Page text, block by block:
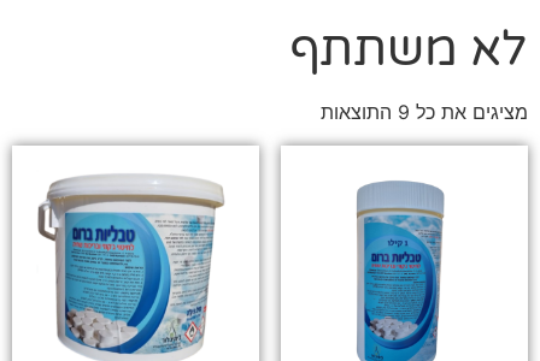
לא משתתף
מציגים את כל ⁦9⁩ התוצאות